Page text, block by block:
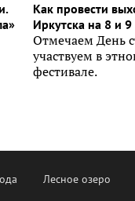
Как провести
Иркутска на 8 и 9
Отмечаем День
участвуем в
фестивале.
Лесное озеро